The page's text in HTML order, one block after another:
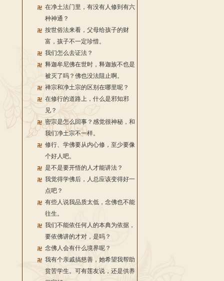
在净土法门里，有没有人修到有六
种神通？
按世俗法来看，父母给孩子的财
富，孩子不一定珍惜。
我们怎么去证法？
释迦牟尼佛在世时，释迦族不也是
被灭了吗？佛也没法阻止啊。
禅宗和净土宗的区别在哪里呢？
在修行的道路上，什么是邪知邪
见？
密宗是怎么回事？感觉很神秘，和
我们净土宗不一样。
修行、学佛要从内心修，至少要像
个好人吧。
是不是要开悟的人才能讲法？
我觉得学佛后，人总应该变得好一
点吧？
有些人说我品质太低，念佛也不能
往生。
我们不能依任何人的本典为依据，
要依佛讲的才对，是吗？
念佛人会有什么境界呢？
我有个亲戚搞慈善，她希望我帮助
贫苦学生。可有莲友说，还是供养